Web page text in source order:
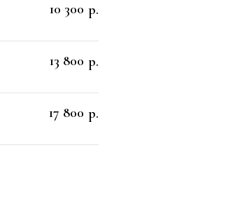
10 300 р.
13 800 р.
17 800 р.